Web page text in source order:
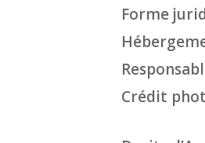
Forme
Crédit